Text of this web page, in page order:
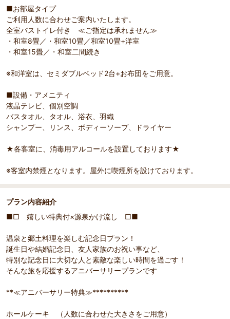
■お部屋タイプ
ご利用人数に合わせご案内いたします。
全室バストイレ付き ≪ご指定は承れません≫
・和室8畳／・和室10畳／和室10畳+洋室
・和室15畳／・和室二間続き
※和洋室は、セミダブルベッド2台+お布団をご用意。
■設備・アメニティ
液晶テレビ、個別空調
バスタオル、タオル、浴衣、羽織
シャンプー、リンス、ボディーソープ、ドライヤー
★各客室に、消毒用アルコールを設置しております★
※客室内禁煙となります。屋外に喫煙所を設けております。
プラン内容紹介
■□ 嬉しい特典付×源泉かけ流し □■
温泉と郷土料理を楽しむ記念日プラン！
誕生日や結婚記念日、友人家族のお祝い事など、
特別な記念日に大切な人と素敵な楽しい時間を過ごす！
そんな旅を応援するアニバーサリープランです
**≪アニバーサリー特典≫**********
ホールケーキ （人数に合わせた大きさをご用意）
◎客室一例（和室）／お部屋は宿任せですが全室バスト
イレ付きです。